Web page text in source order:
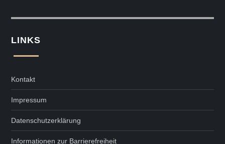
LINKS
Kontakt
Impressum
Datenschutzerklärung
Informationen zur Barrierefreiheit